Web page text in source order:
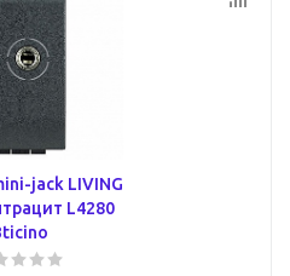
jack LIVING
L4280